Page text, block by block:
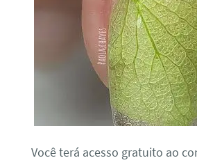
Você terá acesso gratuito ao